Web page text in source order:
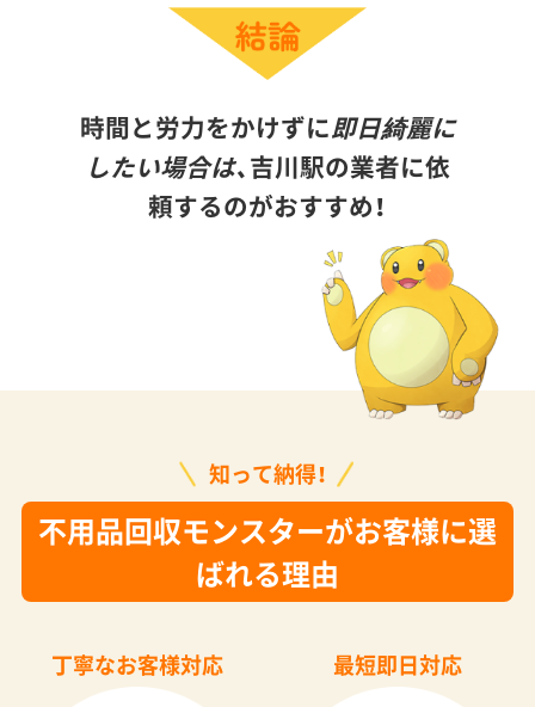
時間と労力をかけずに即日綺麗に
したい場合は、吉川駅の業者に依
頼するのがおすすめ！
知って納得！
不用品回収モンスターがお客様に選
ばれる理由
丁寧なお客様対応 最短即日対応